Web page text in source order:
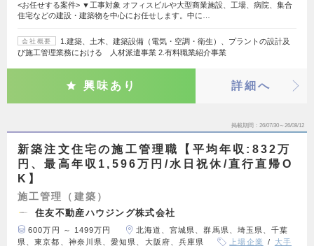
<お任せする案件> ▼工事対象 オフィスビルや大型商業施設、工場、病院、集合
住宅などの建設・建築物を中心にお任せします。中に…
会社概要
1.建築、土木、建築設備（電気・空調・衛生）、プラントの設計及
び施工管理業務における 人材派遣事業 2.有料職業紹介事業
興味あり 詳細へ
掲載期間 26/07/30～26/08/12
新築注文住宅の施工管理職【平均年収:832万
円、最高年収1,596万円/水日祝休/直行直帰O
K】
施工管理（建築）
住友不動産ハウジング株式会社
600万円 ～ 1499万円
北海道、宮城県、群馬県、埼玉県、千葉
県、東京都、神奈川県、愛知県、大阪府、兵庫県
上場企業
大手